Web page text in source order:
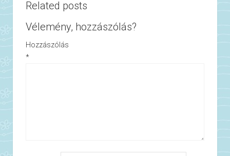
Related posts
Vélemény, hozzászólás?
Hozzászólás
*